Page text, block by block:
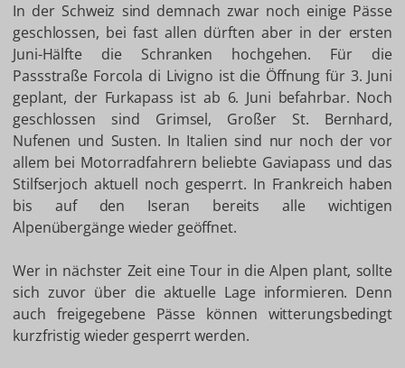
In der Schweiz sind demnach zwar noch einige Pässe
geschlossen, bei fast allen dürften aber in der ersten
Juni-Hälfte die Schranken hochgehen. Für die
Passstraße Forcola di Livigno ist die Öffnung für 3. Juni
geplant, der Furkapass ist ab 6. Juni befahrbar. Noch
geschlossen sind Grimsel, Großer St. Bernhard,
Nufenen und Susten. In Italien sind nur noch der vor
allem bei Motorradfahrern beliebte Gaviapass und das
Stilfserjoch aktuell noch gesperrt. In Frankreich haben
bis auf den Iseran bereits alle wichtigen
Alpenübergänge wieder geöffnet.
Wer in nächster Zeit eine Tour in die Alpen plant, sollte
sich zuvor über die aktuelle Lage informieren. Denn
auch freigegebene Pässe können witterungsbedingt
kurzfristig wieder gesperrt werden.